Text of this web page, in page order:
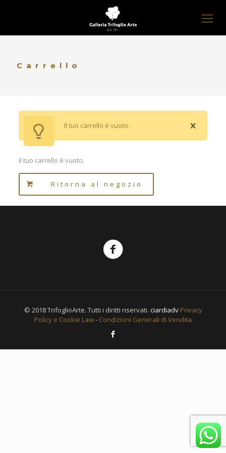
Carrello
Il tuo carrello è vuoto.
Il tuo carrello è vuoto.
Ritorna al negozio
© 2018 TrifoglioArte. Tutti i diritti riservati. ciardiadv Privacy
Policy e Cookie Law- Condizioni Generali di Vendita